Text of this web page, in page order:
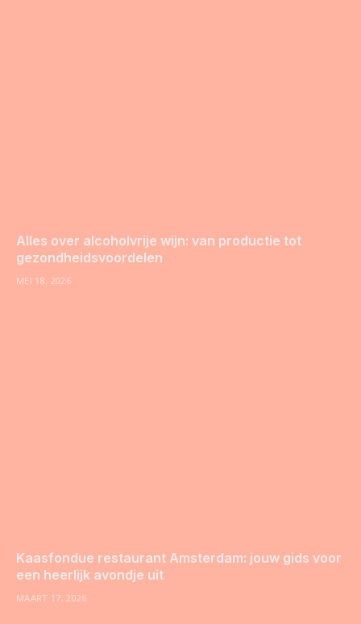
Alles over alcoholvrije wijn: van productie tot
gezondheidsvoordelen
MEI 18, 2026
Kaasfondue restaurant Amsterdam: jouw gids voor
een heerlijk avondje uit
MAART 17, 2026